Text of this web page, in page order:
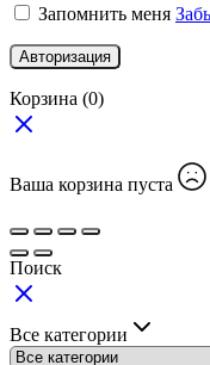
Запомнить меня
Авторизация
Корзина (0)
Ваша корзина пуста
Поиск
Все категории